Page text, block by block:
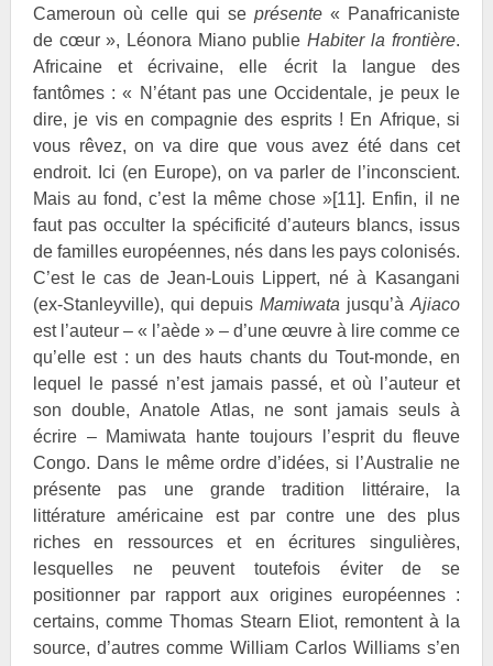
Cameroun où celle qui se présente« Panafricaniste
de cœur », Léonora Miano publie Habiter la frontière.
Africaine et écrivaine, elle écrit la langue des
fantômes : « N’étant pas une Occidentale, je peux le
dire, je vis en compagnie des esprits ! En Afrique, si
vous rêvez, on va dire que vous avez été dans cet
endroit. Ici (en Europe), on va parler de l’inconscient.
Mais au fond, c’est la même chose »[11]. Enfin, il ne
faut pas occulter la spécificité d’auteurs blancs, issus
de familles européennes, nés dans les pays colonisés.
C’est le cas de Jean-Louis Lippert, né à Kasangani
(ex-Stanleyville), qui depuis Mamiwata jusqu’à Ajiaco
est l’auteur – « l’aède » – d’une œuvre à lire comme ce
qu’elle est : un des hauts chants du Tout-monde, en
lequel le passé n’est jamais passé, et où l’auteur et
son double, Anatole Atlas, ne sont jamais seuls à
écrire – Mamiwata hante toujours l’esprit du fleuve
Congo. Dans le même ordre d’idées, si l’Australie ne
présente pas une grande tradition littéraire, la
littérature américaine est par contre une des plus
riches en ressources et en écritures singulières,
lesquelles ne peuvent toutefois éviter de se
positionner par rapport aux origines européennes :
certains, comme Thomas Stearn Eliot, remontent à la
source, d’autres comme William Carlos Williams s’en